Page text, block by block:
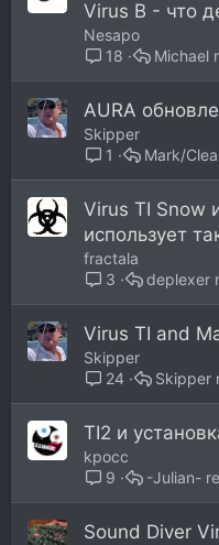
Virus B - что
Nesapo
18
Michael
AURA
Skipper
1
Mark/
Virus TI Snow
использует
fractala
3
deplexer
Virus TI and
Skipper
24
Skipper
TI2 и
kpocc
9
-Julian-
Sound Diver